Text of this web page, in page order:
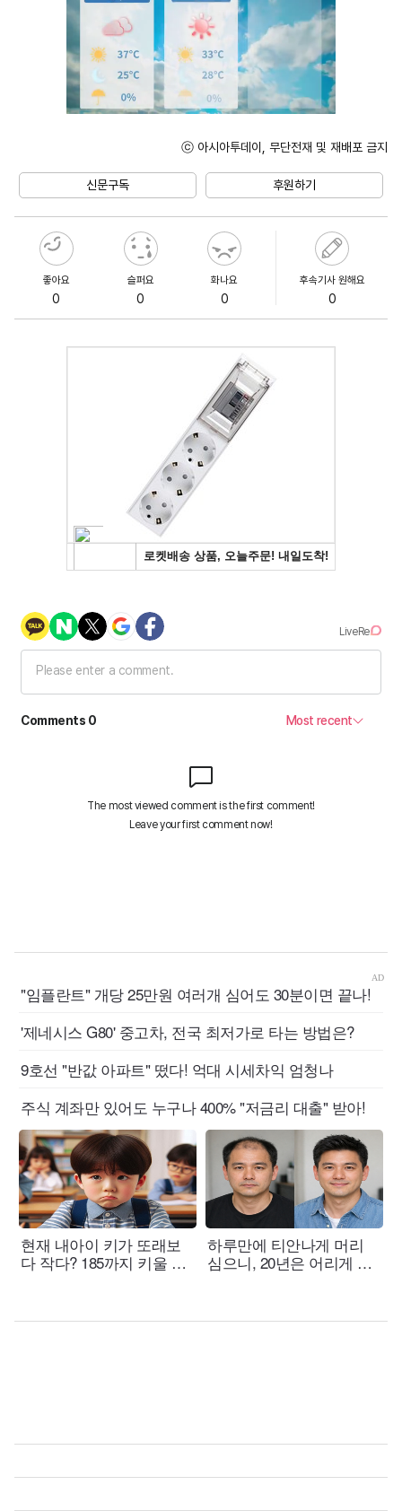
ⓒ 아시아투데이, 무단전재 및 재배포 금지
신문구독 후원하기
좋아요
0
슬퍼요
0
화나요
0
후속기사 원해요
0